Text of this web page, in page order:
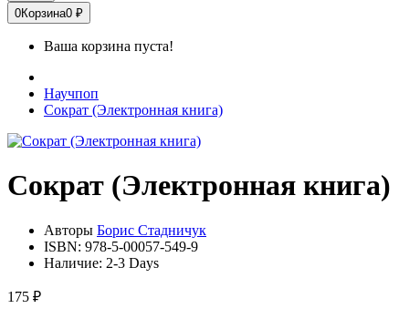
0Корзина0 ₽
Ваша корзина пуста!
Научпоп
Сократ (Электронная книга)
Сократ (Электронная книга)
Авторы Борис Стадничук
ISBN: 978-5-00057-549-9
Наличие: 2-3 Days
175 ₽